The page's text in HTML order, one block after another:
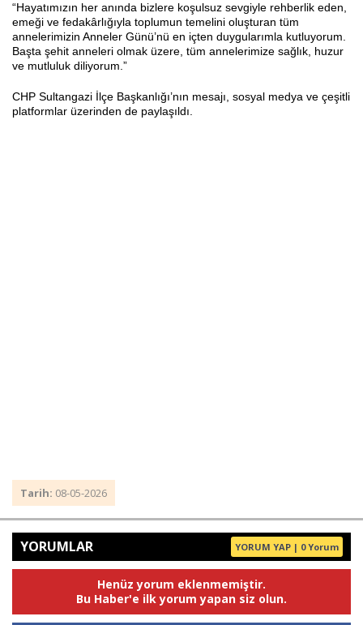
“Hayatımızın her anında bizlere koşulsuz sevgiyle rehberlik eden,
emeği ve fedakârlığıyla toplumun temelini oluşturan tüm
annelerimizin Anneler Günü’nü en içten duygularımla kutluyorum.
Başta şehit anneleri olmak üzere, tüm annelerimize sağlık, huzur
ve mutluluk diliyorum.”
CHP Sultangazi İlçe Başkanlığı’nın mesajı, sosyal medya ve çeşitli
platformlar üzerinden de paylaşıldı.
Tarih: 08-05-2026
YORUMLAR YORUM YAP | 0 Yorum
Henüz yorum eklenmemiştir.
Bu Haber'e ilk yorum yapan siz olun.